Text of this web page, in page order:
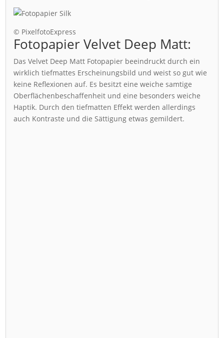
© PixelfotoExpress
Fotopapier Velvet Deep Matt:
Das Velvet Deep Matt Fotopapier beeindruckt durch ein
wirklich tiefmattes Erscheinungsbild und weist so gut wie
keine Reflexionen auf. Es besitzt eine weiche samtige
Oberflächenbeschaffenheit und eine besonders weiche
Haptik. Durch den tiefmatten Effekt werden allerdings
auch Kontraste und die Sättigung etwas gemildert.